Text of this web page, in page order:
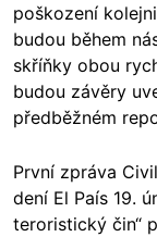
poškození
budou během
skříňky obou
budou závěry
předběžném
První zpráva
dení El País 19.
teroristický čin“